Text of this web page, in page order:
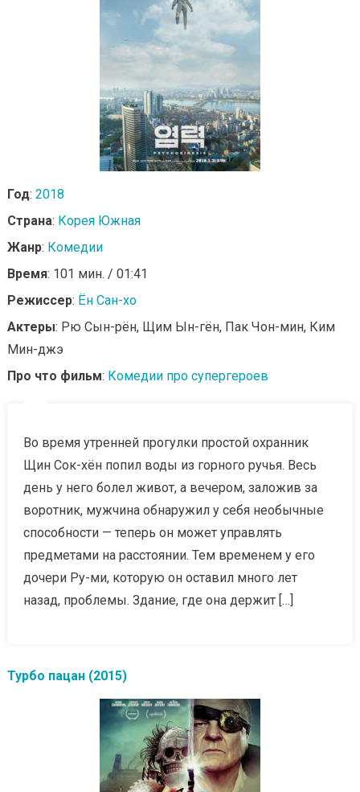
Год: 2018
Страна: Корея Южная
Жанр: Комедии
Время: 101 мин. / 01:41
Режиссер: Ён Сан-хо
Актеры: Рю Сын-рён, Щим Ын-гён, Пак Чон-мин, Ким
Мин-джэ
Про что фильм: Комедии про супергероев
Во время утренней прогулки простой охранник
Щин Сок-хён попил воды из горного ручья. Весь
день у него болел живот, а вечером, заложив за
воротник, мужчина обнаружил у себя необычные
способности — теперь он может управлять
предметами на расстоянии. Тем временем у его
дочери Ру-ми, которую он оставил много лет
назад, проблемы. Здание, где она держит […]
Турбо пацан (2015)